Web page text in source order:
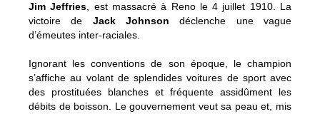
Jim Jeffries , est massacré à Reno le 4 juillet 1910. La
victoire de Jack Johnson déclenche une vague
d’émeutes inter-raciales.
Ignorant les conventions de son époque, le champion
s’affiche au volant de splendides voitures de sport avec
des prostituées blanches et fréquente assidûment les
débits de boisson. Le gouvernement veut sa peau et, mis